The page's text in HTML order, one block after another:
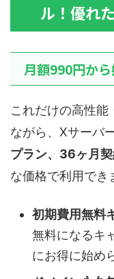
ル！優れ
月額990円か
これだけの高性能
ながら、Xサーバ
プラン、36ヶ月契
な価格で利用でき
初期費用無料
無料になるキ
にお得に始め